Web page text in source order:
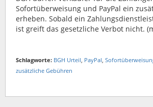
Sofortüberweisung und PayPal ein
erheben. Sobald ein
ist greift das gesetzliche Verbot nicht.
Schlagworte: BGH Urteil PayPal
zusätzliche Gebühren